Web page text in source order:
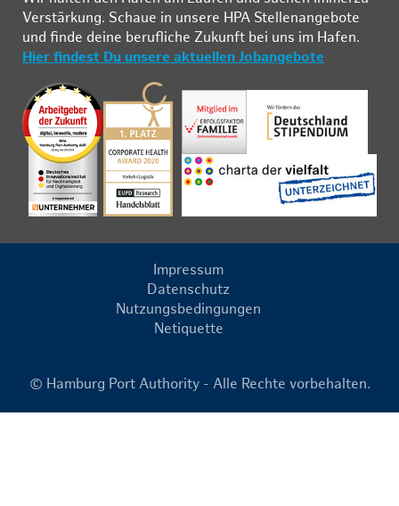
Ver­stär­kung. Schau­e in un­se­re HPA Stel­len­an­ge­bo­te
und fin­de deine be­ruf­li­che Zu­kunft bei uns im Ha­fen.
Hier findest Du unsere aktuellen Jobangebote
Impressum
Datenschutz
Nutzungsbedingungen
Netiquette
© Hamburg Port Authority - Alle Rechte vorbehalten.